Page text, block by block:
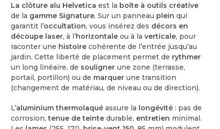
La clôture alu Helvetica est la boîte à outils créative
de la gamme Signature. Sur un panneau plein qui
garantit l’occultation, vous insérez des décors en
découpe laser, à l’horizontale ou à laverticale, pour
raconter une histoire cohérente de l’entrée jusqu’au
jardin. Cette liberté de placement permet de rythmer
un long linéaire, de souligner une zone (terrasse,
portail, portillon) ou de marquer une transition
(changement de matériau, de niveau ou de direction).
L’aluminium thermolaqué assure la longévité : pas de
corrosion,tenue de teinte durable, entretien minimal.